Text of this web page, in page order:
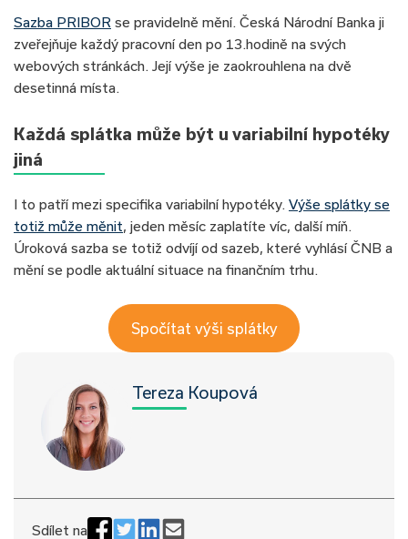
Sazba PRIBOR se pravidelně mění. Česká Národní Banka ji
zveřejňuje každý pracovní den po 13.hodině na svých
webových stránkách. Její výše je zaokrouhlena na dvě
desetinná místa.
Každá splátka může být u variabilní hypotéky
jiná
I to patří mezi specifika variabilní hypotéky. Výše splátky se
totiž může měnit, jeden měsíc zaplatíte víc, další míň.
Úroková sazba se totiž odvíjí od sazeb, které vyhlásí ČNB a
mění se podle aktuální situace na finančním trhu.
Spočítat výši splátky
Tereza Koupová
Sdílet na